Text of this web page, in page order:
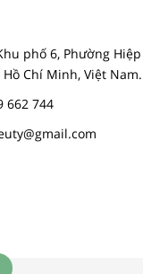
phố 6, Phường Hiệp
Chí Minh, Việt Nam.
662 744